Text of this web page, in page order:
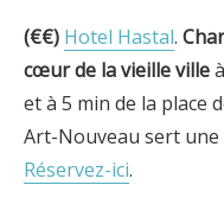
(€€) Hotel Hastal.
cœur de la vieille ville
et à 5 min de la place
Art-Nouveau sert une
Réservez-ici.